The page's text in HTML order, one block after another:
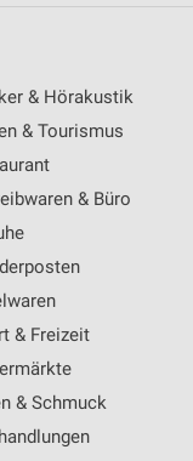
& Hörakustik
& Tourismus
& Büro
& Freizeit
& Schmuck